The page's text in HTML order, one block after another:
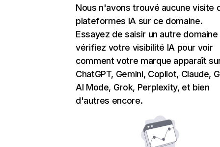
Nous n'avons trouvé aucune visite
plateformes IA sur ce domaine.
Essayez de saisir un autre domaine
vérifiez votre visibilité IA pour voir
comment votre marque apparaît
ChatGPT, Gemini, Copilot, Claude,
AI Mode, Grok, Perplexity, et bien
d'autres encore.